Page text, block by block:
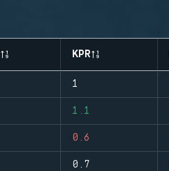
KPR
1
1.1
0.6
0.7